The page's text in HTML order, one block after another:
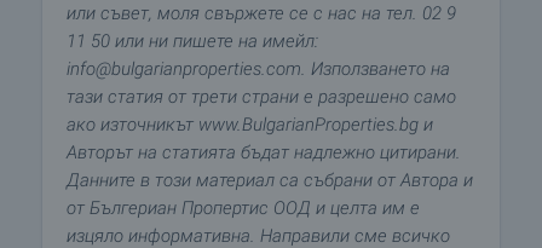
или съвет, моля свържете се с нас на тел. 02 9
11 50 или ни пишете на имейл:
info@bulgarianproperties.com. Използването на
тази статия от трети страни е разрешено само
ако източникът www.BulgarianProperties.bg и
Авторът на статията бъдат надлежно цитирани.
Данните в този материал са събрани от Автора и
от Бългериан Пропертис ООД и целта им е
изцяло информативна. Направили сме всичко